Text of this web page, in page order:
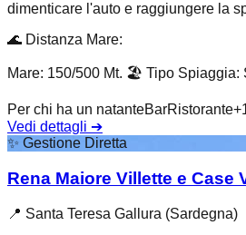
dimenticare l'auto e raggiungere la
🌊 Distanza Mare:
Mare: 150/500 Mt. 🏖️ Tipo Spiaggia:
Per chi ha un natanteBarRistorante+
Vedi dettagli ➔
✨ Gestione Diretta
Rena Maiore Villette e Case
📍 Santa Teresa Gallura (Sardegna)